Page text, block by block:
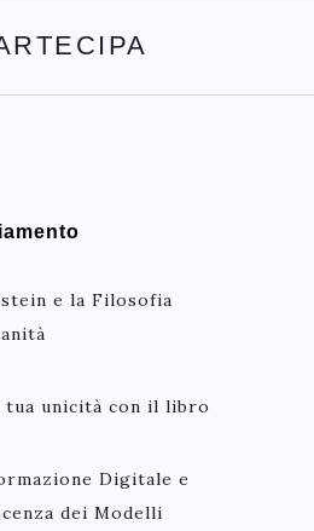
e la Filosofia
tua unicità con il libro
Digitale e
dei Modelli